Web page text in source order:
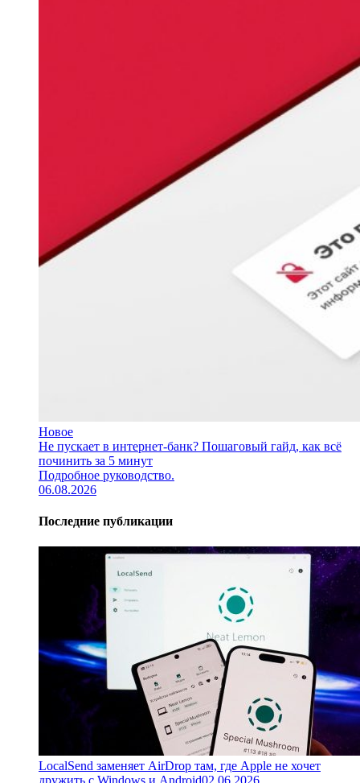
Новое
Не пускает в интернет-банк? Пошаговый гайд, как всё
починить за 5 минут
Подробное руководство.
06.08.2026
Последние публикации
LocalSend заменяет AirDrop там, где Apple не хочет
дружить с Windows и Android02.06.2026